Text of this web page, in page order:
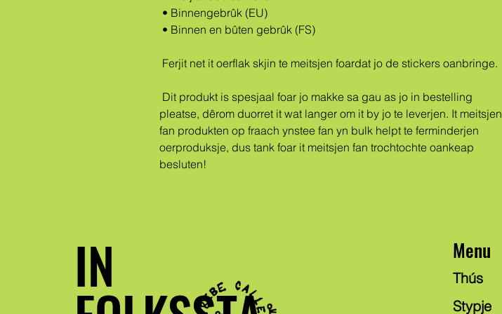
• Binnengebrûk (EU)
• Binnen en bûten gebrûk (FS)
Ferjit net it oerflak skjin te meitsjen foardat jo de stickers oanbringe.
pleatse, dêrom duorret it wat langer om it by jo te leverjen. It meitsjen
fan produkten op fraach ynstee fan yn bulk helpt te ferminderjen
oerproduksje, dus tank foar it meitsjen fan trochtochte oankeap
besluten!
IN Menu
Thús
Stypje